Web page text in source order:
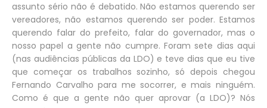
assunto sério não é debatido. Não estamos querendo ser
vereadores, não estamos querendo ser poder. Estamos
querendo falar do prefeito, falar do governador, mas o
nosso papel a gente não cumpre. Foram sete dias aqui
(nas audiências públicas da LDO) e teve dias que eu tive
que começar os trabalhos sozinho, só depois chegou
Fernando Carvalho para me socorrer, e mais ninguém.
Como é que a gente não quer aprovar (a LDO)? Nós